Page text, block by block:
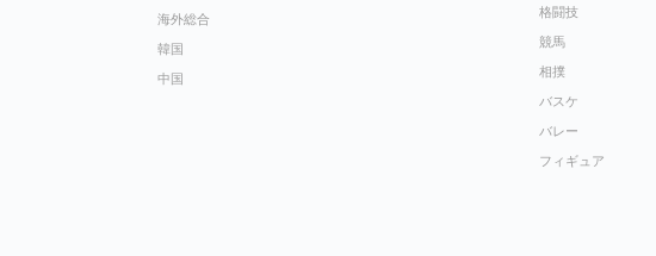
海外総合
韓国
中国
格闘技
競馬
相撲
バスケ
バレー
フィギュア